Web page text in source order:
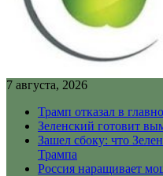
7 августа, 2026
Трамп отказал в
Зеленский готовит
Зашел сбоку: что
Трампа
Россия наращивает